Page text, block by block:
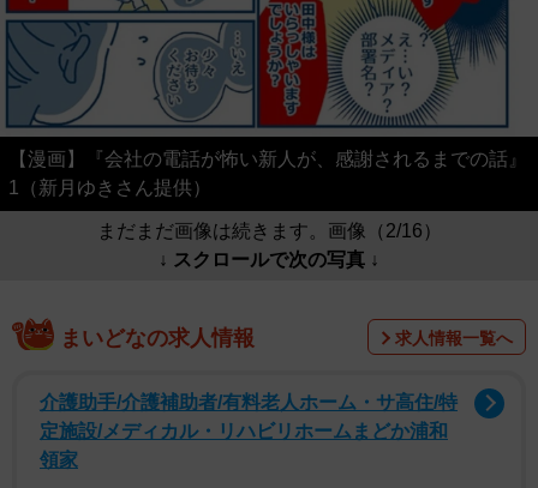
【漫画】『会社の電話が怖い新人が、感謝されるまでの話』
1（新月ゆきさん提供）
まだまだ画像は続きます。画像（2/16）
↓ スクロールで次の写真 ↓
まいどなの求人情報 求人情報一覧へ
介護助手/介護補助者/有料老人ホーム・サ高住/特
定施設/メディカル・リハビリホームまどか浦和
領家